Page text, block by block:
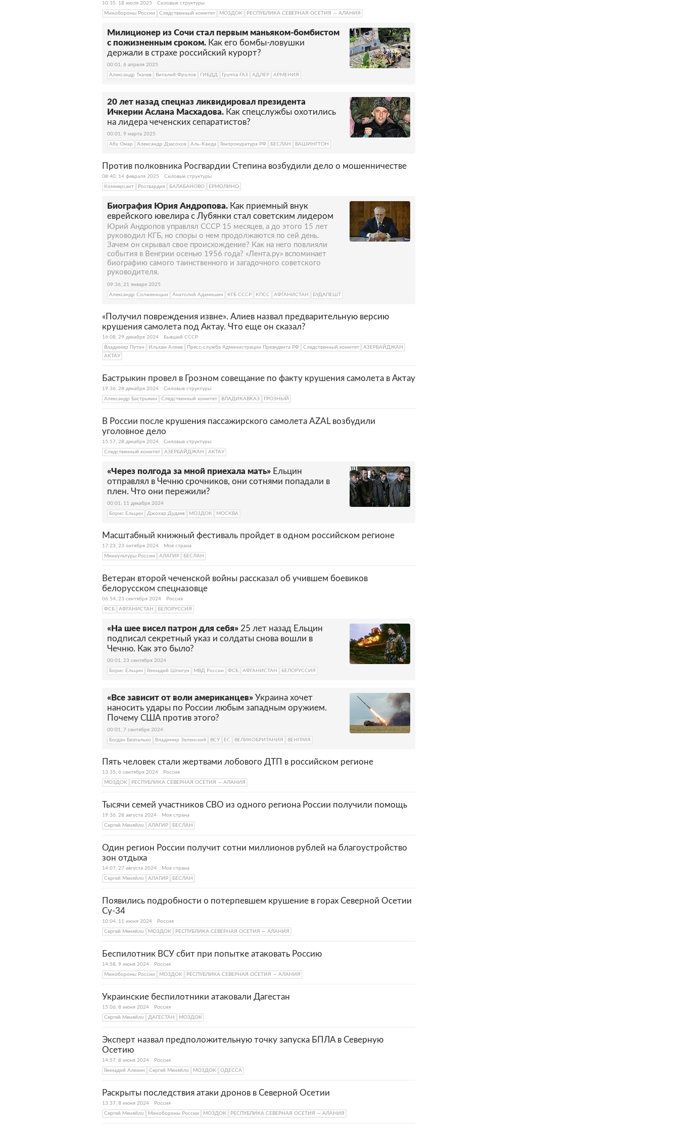
10:35, 18 июля 2025
Силовые структуры
Минобороны России
Следственный комитет МОЗДОК РЕСПУБЛИКА СЕВЕРНАЯ ОСЕТИЯ — АЛАНИЯ
Милиционер из Сочи стал первым маньяком-бомбистом
с пожизненным сроком. Как его бомбы-ловушки
держали в страхе российский курорт?
00:01, 6 апреля 2025
Александр Ткачев
Виталий Фролов ГИБДД Группа ГАЗ АДЛЕР АРМЕНИЯ
20 лет назад спецназ ликвидировал президента
Ичкерии Аслана Масхадова. Как спецслужбы охотились
на лидера чеченских сепаратистов?
00:01, 9 марта 2025
Абу Омар
Александр Дзасохов Аль-Каида Генпрокуратура РФ БЕСЛАН ВАШИНГТОН
Против полковника Росгвардии Степина возбудили дело о мошенничестве
08:40, 14 февраля 2025
Силовые структуры
Коммерсант
Росгвардия БАЛАБАНОВО ЕРМОЛИНО
Биография Юрия Андропова. Как приемный внук
еврейского ювелира с Лубянки стал советским лидером
Юрий Андропов управлял СССР 15 месяцев, а до этого 15 лет
руководил КГБ, но споры о нем продолжаются по сей день.
Зачем он скрывал свое происхождение? Как на него повлияли
события в Венгрии осенью 1956 года? «Лента.ру» вспоминает
биографию самого таинственного и загадочного советского
руководителя.
09:36, 21 января 2025
Александр Солженицын
Анатолий Адамишин КГБ СССР КПСС АФГАНИСТАН БУДАПЕШТ
«Получил повреждения извне». Алиев назвал предварительную версию
крушения самолета под Актау. Что еще он сказал?
16:08, 29 декабря 2024
Бывший СССР
Владимир Путин
Ильхам Алиев Пресс-служба Администрации Президента РФ Следственный комитет
АЗЕРБАЙДЖАН
АКТАУ
Бастрыкин провел в Грозном совещание по факту крушения самолета в Актау
19:36, 28 декабря 2024
Силовые структуры
Александр Бастрыкин
Следственный комитет ВЛАДИКАВКАЗ ГРОЗНЫЙ
В России после крушения пассажирского самолета AZAL возбудили
уголовное дело
15:57, 28 декабря 2024
Силовые структуры
Следственный комитет
АЗЕРБАЙДЖАН АКТАУ
«Через полгода за мной приехала мать» Ельцин
отправлял в Чечню срочников, они сотнями попадали в
плен. Что они пережили?
00:01, 11 декабря 2024
Борис Ельцин
Джохар Дудаев МОЗДОК МОСКВА
Масштабный книжный фестиваль пройдет в одном российском регионе
17:23, 23 октября 2024
Моя страна
Минкультуры России
АЛАГИР БЕСЛАН
Ветеран второй чеченской войны рассказал об учившем боевиков
белорусском спецназовце
06:54, 23 сентября 2024
Россия
ФСБ
АФГАНИСТАН БЕЛОРУССИЯ
«На шее висел патрон для себя» 25 лет назад Ельцин
подписал секретный указ и солдаты снова вошли в
Чечню. Как это было?
00:01, 23 сентября 2024
Борис Ельцин
Геннадий Шпигун МВД России ФСБ АФГАНИСТАН БЕЛОРУССИЯ
«Все зависит от воли американцев» Украина хочет
наносить удары по России любым западным оружием.
Почему США против этого?
00:01, 7 сентября 2024
Богдан Безпалько
Владимир Зеленский ВСУ ЕС ВЕЛИКОБРИТАНИЯ ВЕНГРИЯ
Пять человек стали жертвами лобового ДТП в российском регионе
13:35, 6 сентября 2024
Россия
МОЗДОК
РЕСПУБЛИКА СЕВЕРНАЯ ОСЕТИЯ — АЛАНИЯ
Тысячи семей участников СВО из одного региона России получили помощь
19:36, 28 августа 2024
Моя страна
Сергей Меняйло
АЛАГИР БЕСЛАН
Один регион России получит сотни миллионов рублей на благоустройство
зон отдыха
14:07, 27 августа 2024
Моя страна
Сергей Меняйло
АЛАГИР БЕСЛАН
Появились подробности о потерпевшем крушение в горах Северной Осетии
Су-34
10:04, 11 июня 2024
Россия
Сергей Меняйло
МОЗДОК РЕСПУБЛИКА СЕВЕРНАЯ ОСЕТИЯ — АЛАНИЯ
Беспилотник ВСУ сбит при попытке атаковать Россию
14:58, 9 июня 2024
Россия
Минобороны России
МОЗДОК РЕСПУБЛИКА СЕВЕРНАЯ ОСЕТИЯ — АЛАНИЯ
Украинские беспилотники атаковали Дагестан
15:06, 8 июня 2024
Россия
Сергей Меняйло
ДАГЕСТАН МОЗДОК
Эксперт назвал предположительную точку запуска БПЛА в Северную
Осетию
14:57, 8 июня 2024
Россия
Геннадий Алехин
Сергей Меняйло МОЗДОК ОДЕССА
Раскрыты последствия атаки дронов в Северной Осетии
13:37, 8 июня 2024
Россия
Сергей Меняйло
Минобороны России МОЗДОК РЕСПУБЛИКА СЕВЕРНАЯ ОСЕТИЯ — АЛАНИЯ